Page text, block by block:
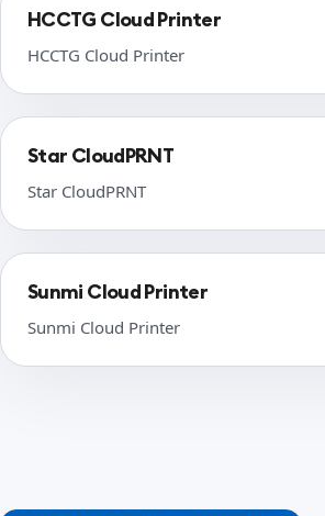
HCCTG Cloud Printer
HCCTG Cloud Printer
Star CloudPRNT
Star CloudPRNT
Sunmi Cloud Printer
Sunmi Cloud Printer